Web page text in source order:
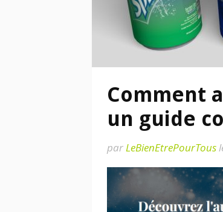
Comment
un guide
parLeBienEtrePourTous